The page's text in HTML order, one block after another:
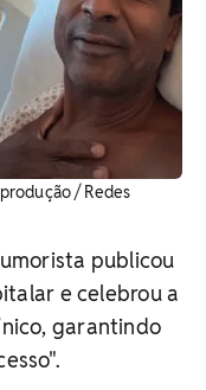
/ Redes
publicou
e celebrou a
garantindo